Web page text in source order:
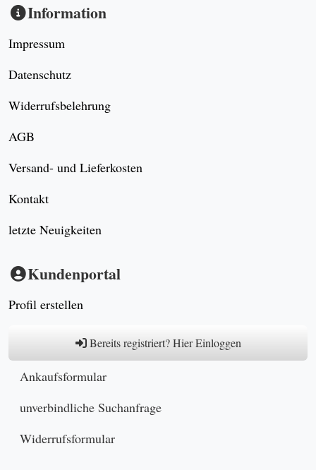
Information
Impressum
Datenschutz
Widerrufsbelehrung
AGB
Versand- und Lieferkosten
Kontakt
letzte Neuigkeiten
Kundenportal
Profil erstellen
Bereits registriert? Hier Einloggen
Ankaufsformular
unverbindliche Suchanfrage
Widerrufsformular